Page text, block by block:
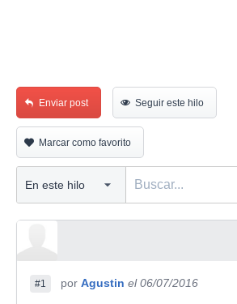
Enviar post Seguir este hilo
Marcar como favorito
#1 por Agustin el 06/07/2016